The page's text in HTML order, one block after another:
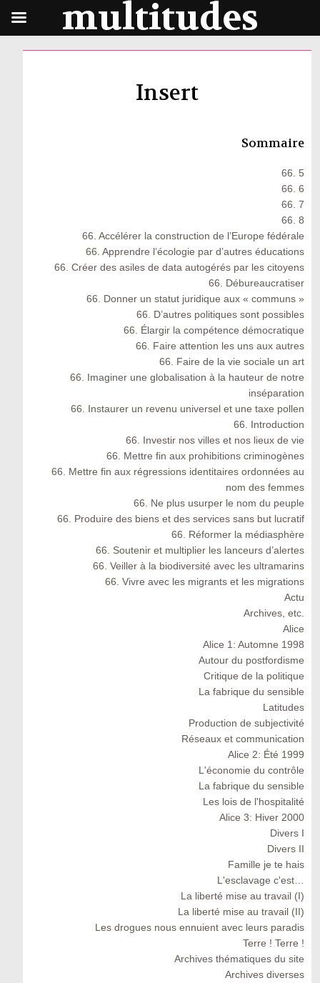
Insert
Sommaire
66. 5
66. 6
66. 7
66. 8
66. Accélérer la construction de l’Europe fédérale
66. Apprendre l’écologie par d’autres éducations
66. Créer des asiles de data autogérés par les citoyens
66. Débureaucratiser
66. Donner un statut juridique aux « communs »
66. D’autres politiques sont possibles
66. Élargir la compétence démocratique
66. Faire attention les uns aux autres
66. Faire de la vie sociale un art
66. Imaginer une globalisation à la hauteur de notre
inséparation
66. Instaurer un revenu universel et une taxe pollen
66. Introduction
66. Investir nos villes et nos lieux de vie
66. Mettre fin aux prohibitions criminogènes
66. Mettre fin aux régressions identitaires ordonnées au
nom des femmes
66. Ne plus usurper le nom du peuple
66. Produire des biens et des services sans but lucratif
66. Réformer la médiasphère
66. Soutenir et multiplier les lanceurs d’alertes
66. Veiller à la biodiversité avec les ultramarins
66. Vivre avec les migrants et les migrations
Actu
Archives, etc.
Alice
Alice 1: Automne 1998
Autour du postfordisme
Critique de la politique
La fabrique du sensible
Latitudes
Production de subjectivité
Réseaux et communication
Alice 2: Été 1999
L'économie du contrôle
La fabrique du sensible
Les lois de l'hospitalité
Alice 3: Hiver 2000
Divers I
Divers II
Famille je te hais
L'esclavage c'est…
La liberté mise au travail (I)
La liberté mise au travail (II)
Les drogues nous ennuient avec leurs paradis
Terre ! Terre !
Archives thématiques du site
Archives diverses
multitudes